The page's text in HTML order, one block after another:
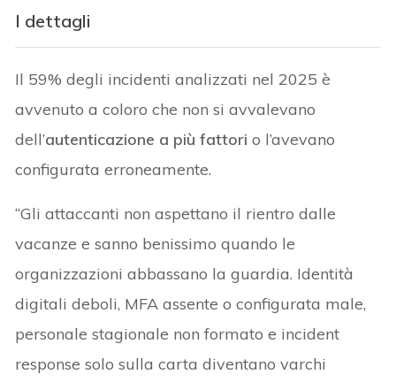
I dettagli
Il 59% degli incidenti analizzati nel 2025 è
avvenuto a coloro che non si avvalevano
dell’autenticazione a più fattorio l’avevano
configurata erroneamente.
“Gli attaccanti non aspettano il rientro dalle
vacanze e sanno benissimo quando le
organizzazioni abbassano la guardia. Identità
digitali deboli, MFA assente o configurata male,
personale stagionale non formato e incident
response solo sulla carta diventano varchi